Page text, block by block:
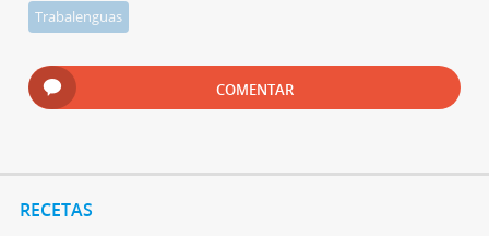
Trabalenguas
COMENTAR
RECETAS